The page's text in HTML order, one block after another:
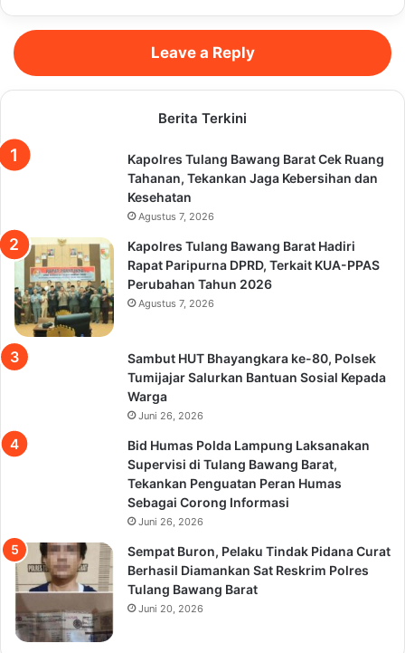
Leave a Reply
Berita Terkini
Kapolres Tulang Bawang Barat Cek Ruang
Tahanan, Tekankan Jaga Kebersihan dan
Kesehatan
Agustus 7, 2026
Kapolres Tulang Bawang Barat Hadiri
Rapat Paripurna DPRD, Terkait KUA-PPAS
Perubahan Tahun 2026
Agustus 7, 2026
Sambut HUT Bhayangkara ke-80, Polsek
Tumijajar Salurkan Bantuan Sosial Kepada
Warga
Juni 26, 2026
Bid Humas Polda Lampung Laksanakan
Supervisi di Tulang Bawang Barat,
Tekankan Penguatan Peran Humas
Sebagai Corong Informasi
Juni 26, 2026
Sempat Buron, Pelaku Tindak Pidana Curat
Berhasil Diamankan Sat Reskrim Polres
Tulang Bawang Barat
Juni 20, 2026